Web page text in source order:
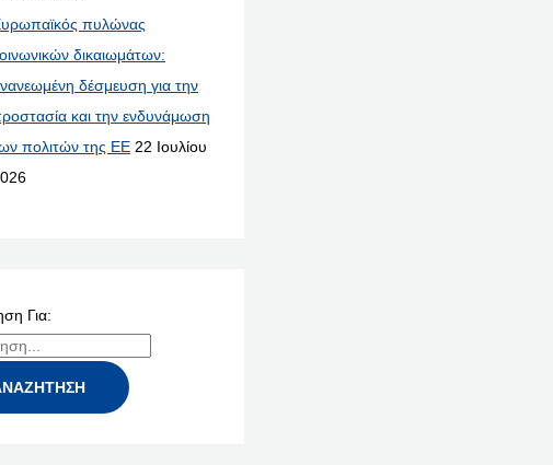
πυλώνας
δικαιωμάτων:
δέσμευση για την
και την ενδυνάμωση
πολιτών της ΕΕ 22 Ιουλίου
Για: